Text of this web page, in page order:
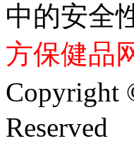
中的安全
方保健品
Copyright
Reserved